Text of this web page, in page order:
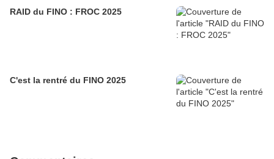
RAID du FINO : FROC 2025
C'est la rentré du FINO 2025